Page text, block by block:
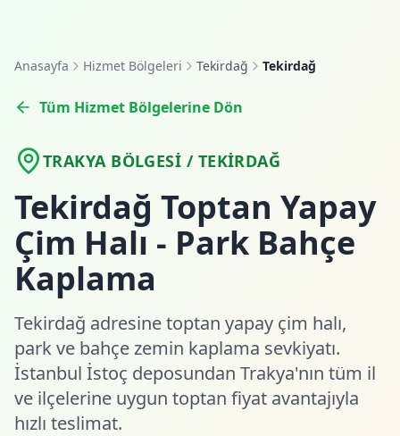
Anasayfa Hizmet Bölgeleri Tekirdağ Tekirdağ
Tüm Hizmet Bölgelerine Dön
TRAKYA BÖLGESI / TEKIRDAĞ
Tekirdağ Toptan Yapay
Çim Halı - Park Bahçe
Kaplama
Tekirdağ adresine toptan yapay çim halı,
park ve bahçe zemin kaplama sevkiyatı.
İstanbul İstoç deposundan Trakya'nın tüm il
ve ilçelerine uygun toptan fiyat avantajıyla
hızlı teslimat.